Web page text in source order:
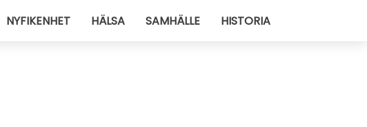
NYFIKENHET HÄLSA SAMHÄLLE HISTORIA